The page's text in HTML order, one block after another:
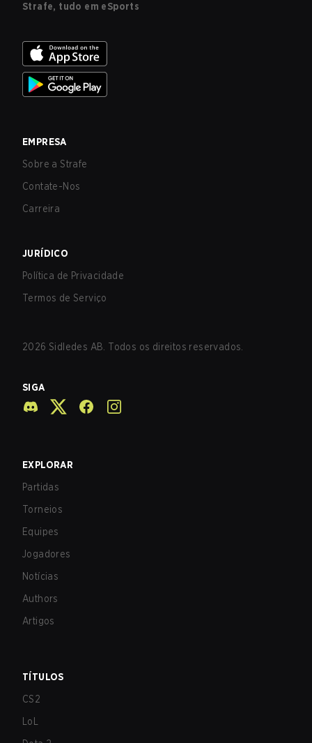
Strafe, tudo em eSports
EMPRESA
Sobre a Strafe
Contate-Nos
Carreira
JURÍDICO
Política de Privacidade
Termos de Serviço
2026 Sidledes AB. Todos os direitos reservados.
SIGA
EXPLORAR
Partidas
Torneios
Equipes
Jogadores
Notícias
Authors
Artigos
TÍTULOS
CS2
LoL